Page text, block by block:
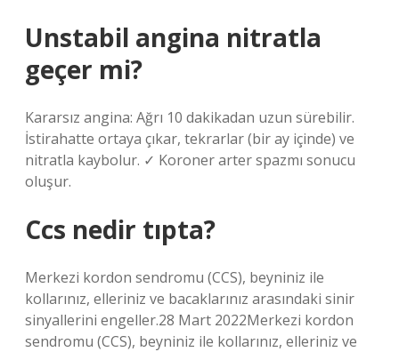
Unstabil angina nitratla
geçer mi?
Kararsız angina: Ağrı 10 dakikadan uzun sürebilir.
İstirahatte ortaya çıkar, tekrarlar (bir ay içinde) ve
nitratla kaybolur. ✓ Koroner arter spazmı sonucu
oluşur.
Ccs nedir tıpta?
Merkezi kordon sendromu (CCS), beyniniz ile
kollarınız, elleriniz ve bacaklarınız arasındaki sinir
sinyallerini engeller.28 Mart 2022Merkezi kordon
sendromu (CCS), beyniniz ile kollarınız, elleriniz ve